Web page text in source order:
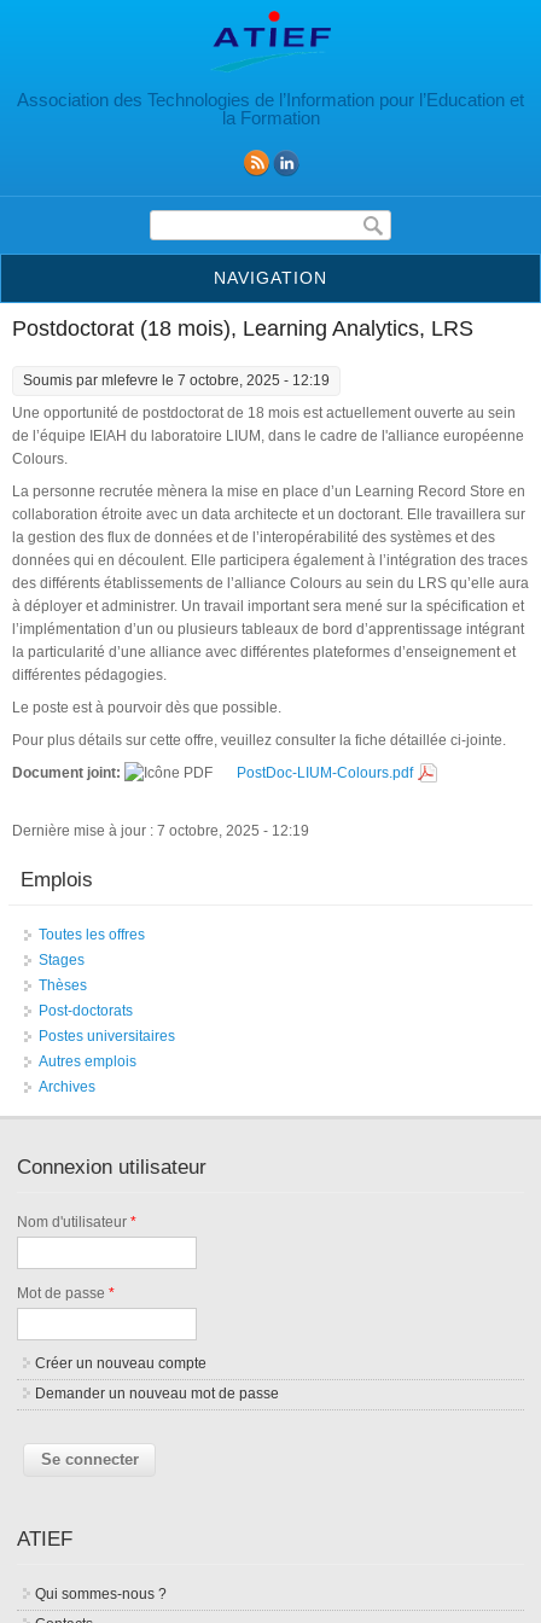
Association des Technologies de l’Information pour l’Education et
la Formation
Formulaire de recherche
NAVIGATION
Postdoctorat (18 mois), Learning Analytics, LRS
Soumis par mlefevre le 7 octobre, 2025 - 12:19
Une opportunité de postdoctorat de 18 mois est actuellement ouverte au sein
de l’équipe IEIAH du laboratoire LIUM, dans le cadre de l'alliance européenne
Colours.
La personne recrutée mènera la mise en place d’un Learning Record Store en
collaboration étroite avec un data architecte et un doctorant. Elle travaillera sur
la gestion des flux de données et de l’interopérabilité des systèmes et des
données qui en découlent. Elle participera également à l’intégration des traces
des différents établissements de l’alliance Colours au sein du LRS qu’elle aura
à déployer et administrer. Un travail important sera mené sur la spécification et
l’implémentation d’un ou plusieurs tableaux de bord d’apprentissage intégrant
la particularité d’une alliance avec différentes plateformes d’enseignement et
différentes pédagogies.
Le poste est à pourvoir dès que possible.
Pour plus détails sur cette offre, veuillez consulter la fiche détaillée ci-jointe.
Document joint:
PostDoc-LIUM-Colours.pdf
Dernière mise à jour : 7 octobre, 2025 - 12:19
Emplois
Toutes les offres
Stages
Thèses
Post-doctorats
Postes universitaires
Autres emplois
Archives
Connexion utilisateur
Nom d'utilisateur*
Mot de passe*
Créer un nouveau compte
Demander un nouveau mot de passe
ATIEF
Qui sommes-nous ?